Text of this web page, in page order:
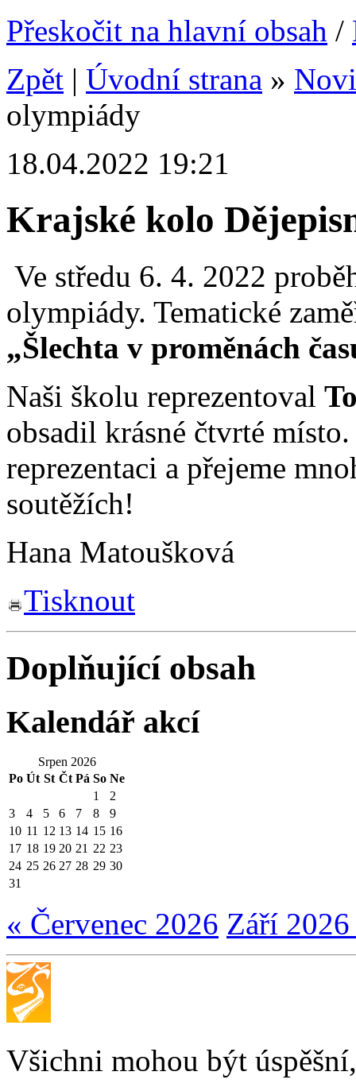
Přeskočit na hlavní obsah /
Zpět | Úvodní strana »
olympiády
18.04.2022 19:21
Krajské kolo
Ve středu 6. 4. 2022
olympiády. Tematické
„Šlechta v proměnách
Naši školu reprezentoval
obsadil krásné čtvrté
reprezentaci a přejeme
soutěžích!
Hana Matoušková
Tisknout
Doplňující obsah
Kalendář akcí
Srpen 2026
Po Út St Čt Pá So Ne
1
2
3
4 5 6 7 8
9
10 11 12 13 14 15 16
17 18 19 20 21 22 23
24 25 26 27 28 29 30
31
« Červenec 2026 Září
Všichni mohou být